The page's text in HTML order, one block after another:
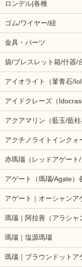
ロンデル|各種
ゴム/ワイヤー/紐
金具・パーツ
袋/ブレスレット箱/什器/
アイオライト（菫青石/
アイドクレーズ（
アクアマリン（藍玉/藍柱
アクチノライトインクォ
赤瑪瑙（レッドアゲート/
アゲート（瑪瑙/Agate）
アゲート｜オーシャンア
瑪瑙｜阿拉善（アラシャ
瑪瑙｜塩源瑪瑙
瑪瑙｜ブラウンドットア